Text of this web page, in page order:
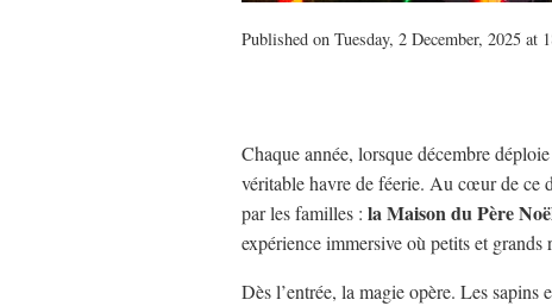
Published on Tuesday, 2 December, 2025 at
Chaque année, lorsque décembre
véritable havre de féerie. Au cœur de ce
par les familles : la Maison du Père
expérience immersive où petits et
Dès l’entrée, la magie opère. Les sapins